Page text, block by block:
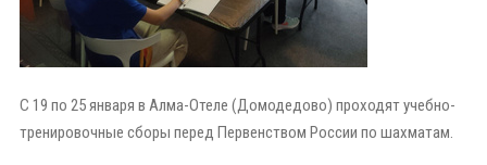
С 19 по 25 января в Алма-Отеле (Домодедово) проходят учебно-
тренировочные сборы перед Первенством России по шахматам.